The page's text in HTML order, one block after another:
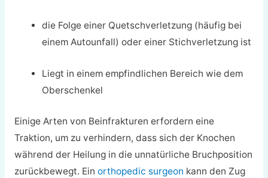
die Folge einer Quetschverletzung (häufig bei
einem Autounfall) oder einer Stichverletzung ist
Liegt in einem empfindlichen Bereich wie dem
Oberschenkel
Einige Arten von Beinfrakturen erfordern eine
Traktion, um zu verhindern, dass sich der Knochen
während der Heilung in die unnatürliche Bruchposition
zurückbewegt. Ein orthopedic surgeon kann den Zug